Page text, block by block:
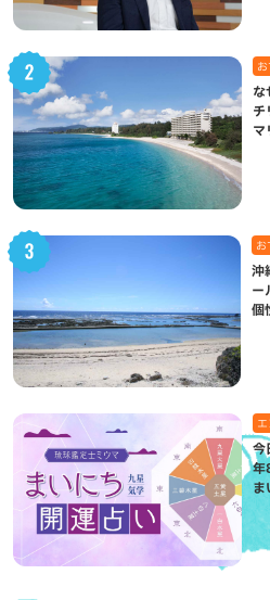
な
チ
マ
お
沖
ー
個
エ
今
年
ま